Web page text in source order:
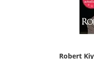
Robert